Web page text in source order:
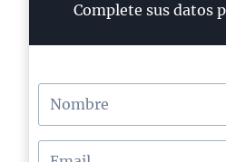
Complete sus datos